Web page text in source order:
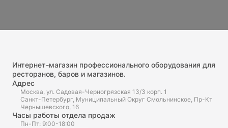
Интернет-магазин профессионального оборудования для
ресторанов, баров и магазинов.
Адрес
Москва, ул. Садовая-Черногрязская 13/3 корп. 1
Санкт-Петербург, Муниципальный Округ Смольнинское, Пр-Кт
Чернышевского, 16
Часы работы отдела продаж
Пн-Пт: 9:00-18:00